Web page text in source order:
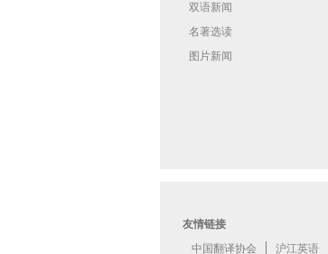
双语新闻
名著选读
图片新闻